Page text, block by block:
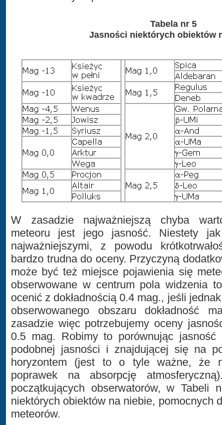
Tabela nr 5
Jasności niektórych obiektów
W zasadzie najważniejszą chyba
meteoru jest jego jasność. Niestety
najważniejszymi, z powodu
bardzo trudna do oceny. Przyczyną
może być też miejsce pojawienia się
obserwowane w centrum pola widzenia
ocenić z dokładnością 0.4 mag., jeśli
obserwowanego obszaru dokładność
zasadzie więc potrzebujemy oceny
0.5 mag. Robimy to porównując
podobnej jasności i znajdującej się na
horyzontem (jest to o tyle ważne, że
poprawek na absorpcję
początkujących obserwatorów, w Tabeli
niektórych obiektów na niebie, pomocnych
meteorów.